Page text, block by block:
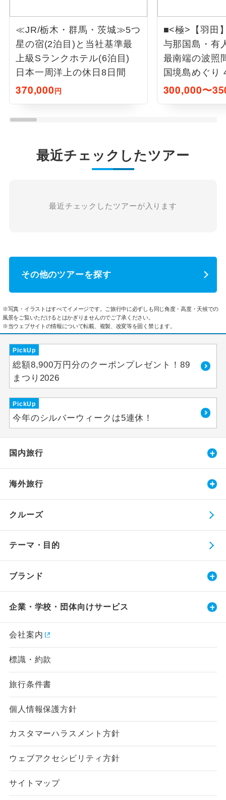
≪JR/栃木・群馬・茨城≫5つ
星の宿(2泊目)と当社基準最
上級Sランクホテル(6泊目)
日本一周洋上の休日8日間
370,000円
■<極>【羽田
与那国島・有
最南端の波照
国境島めぐり
300,000〜
最近チェックしたツアー
最近チェックしたツアーが入ります
その他のツアーを探す
※写真・イラストはすべてイメージです。ご旅行中に必ずしも同じ角度・高度・天候での
風景をご覧いただけるとはかぎりませんのでご了承ください。
※当ウェブサイトの情報について転載、複製、改変等を固く禁じます。
PickUp
総額8,900万円分のクーポンプレゼント！89
まつり2026
PickUp
今年のシルバーウィークは5連休！
国内旅行
海外旅行
クルーズ
テーマ・目的
ブランド
企業・学校・団体向けサービス
会社案内
標識・約款
旅行条件書
個人情報保護方針
カスタマーハラスメント方針
ウェブアクセシビリティ方針
サイトマップ